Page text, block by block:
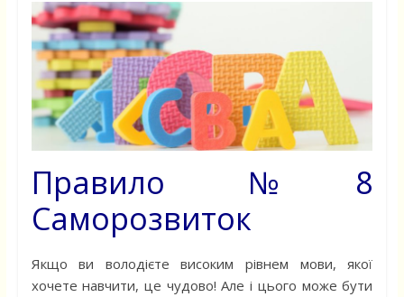
Правило №8
Саморозвиток
Якщо ви володієте високим рівнем мови, якої
хочете навчити, це чудово! Але і цього може бути